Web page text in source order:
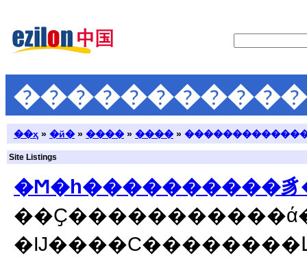
��ҳ » �й�» ����» ����»
Site Listings